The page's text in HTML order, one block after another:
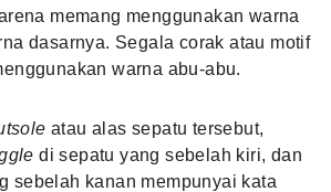
memang menggunakan warna
dasarnya. Segala corak atau motif
warna abu-abu.
atau alas sepatu tersebut,
di sepatu yang sebelah kiri, dan
sebelah kanan mempunyai kata